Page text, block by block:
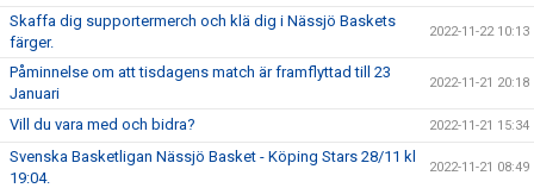
Skaffa dig supportermerch och klä dig i Nässjö Baskets
färger.
2022-11-22 10:13
Påminnelse om att tisdagens match är framflyttad till 23
Januari
2022-11-21 20:18
Vill du vara med och bidra? 2022-11-21 15:34
Svenska Basketligan Nässjö Basket - Köping Stars 28/11 kl
19:04.
2022-11-21 08:49